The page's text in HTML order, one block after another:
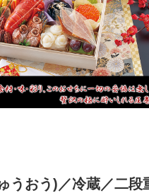
うおう)／冷蔵／二段